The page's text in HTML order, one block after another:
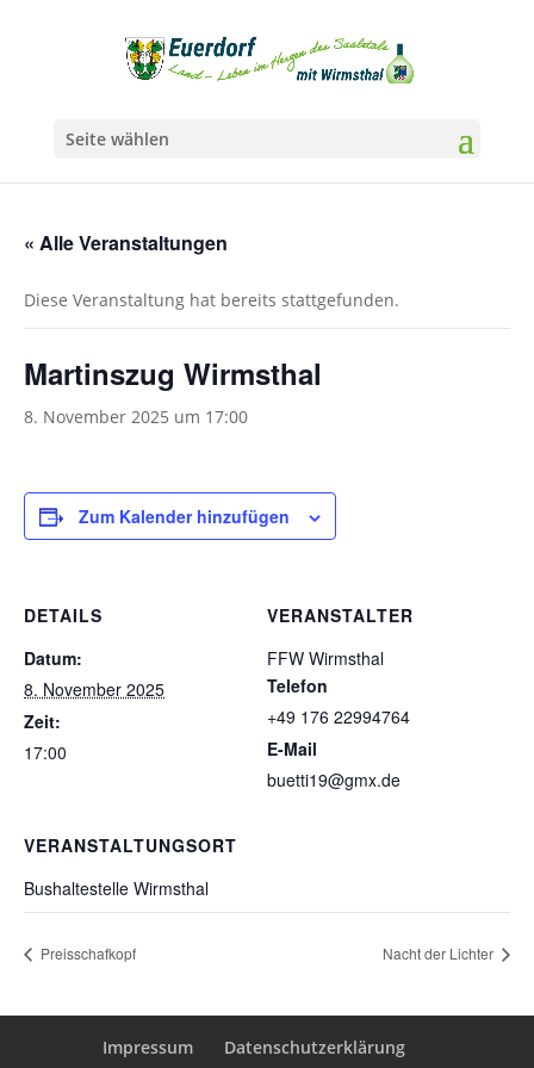
Seite wählen
« Alle Veranstaltungen
Diese Veranstaltung hat bereits stattgefunden.
Martinszug Wirmsthal
8. November 2025 um 17:00
Zum Kalender hinzufügen
DETAILS
Datum:
8. November 2025
Zeit:
17:00
VERANSTALTER
FFW Wirmsthal
Telefon
+49 176 22994764
E-Mail
buetti19@gmx.de
VERANSTALTUNGSORT
Bushaltestelle Wirmsthal
Preisschafkopf Nacht der Lichter
Impressum Datenschutzerklärung